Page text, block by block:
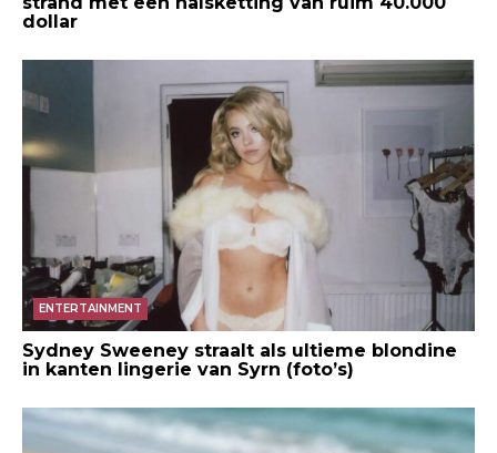
dollar
ENTERTAINMENT
Sydney Sweeney straalt als ultieme blondine
in kanten lingerie van Syrn (foto’s)